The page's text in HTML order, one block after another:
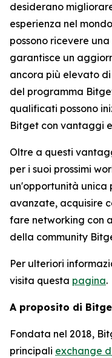
desiderano
esperienza nel
possono ricevere
garantisce un
ancora più elevato
del programma
qualificati possono
Bitget con vantaggi
Oltre a questi
per i suoi prossimi
un'opportunità unica
avanzate, acquisire
fare networking con
della community
Per ulteriori
visita questa pagina.
A proposito di
Fondata nel 2018,
principali exchange